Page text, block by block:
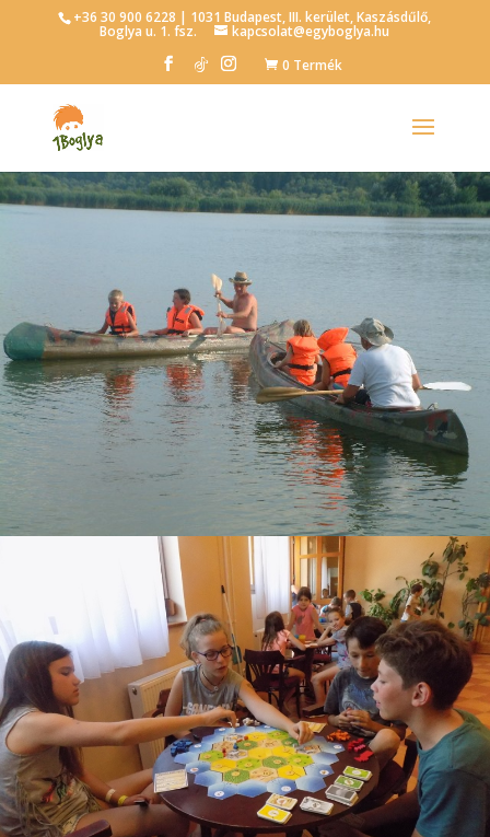
+36 30 900 6228 | 1031 Budapest, III. kerület, Kaszásdűlő,
Boglya u. 1. fsz.
kapcsolat@egyboglya.hu
0 Termék